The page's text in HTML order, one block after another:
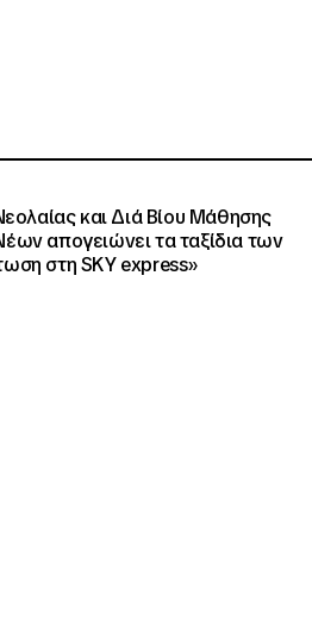
και Διά Βίου Μάθησης
απογειώνει τα ταξίδια των
στη SKY express»